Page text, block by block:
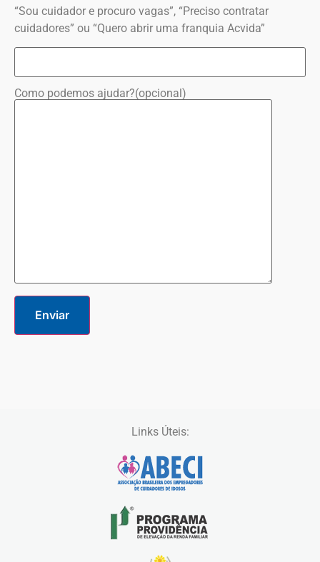
“Sou cuidador e procuro vagas”, “Preciso contratar
cuidadores” ou “Quero abrir uma franquia Acvida”
Como podemos ajudar?(opcional)
Links Úteis: